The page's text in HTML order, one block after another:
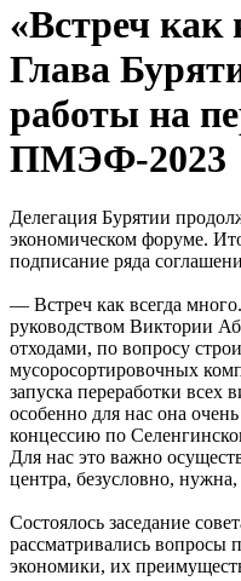
«Встреч как
Глава
работы на
ПМЭФ-2023
Делегация Бурятии
экономическом форуме.
подписание ряда
— Встреч как всегда
руководством Виктории
отходами, по вопросу
мусоросортировочных
запуска переработки всех
особенно для нас она
концессию по
Для нас это важно
центра, безусловно,
Состоялось заседание
рассматривались вопросы
экономики, их